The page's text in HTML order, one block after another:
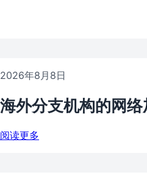
2026年8月8日
海外分支机构的网
阅读更多